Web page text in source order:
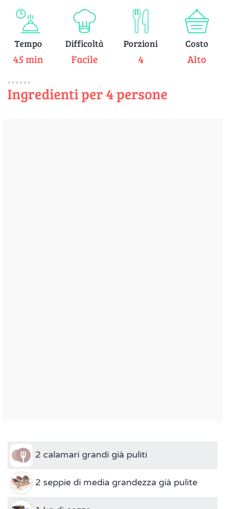
Tempo
45 min
Difficoltà
Facile
Porzioni
4
Costo
Alto
Ingredienti per 4 persone
2 calamari grandi già puliti
2 seppie di media grandezza già pulite